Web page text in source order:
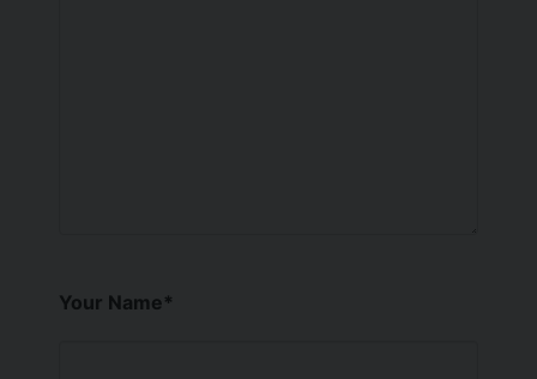
Your Name*